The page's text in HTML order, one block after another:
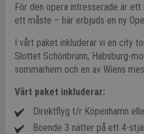
För den opera intresserade är
ett måste – här erbjuds en ny
I vårt paket inkluderar vi en city
Slottet Schönbrunn, Habsburg-
sommarhem och en av Wiens
Vårt paket inkluderar:
Direktflyg t/r Köpenhamn
Boende 3 nätter på ett 4-